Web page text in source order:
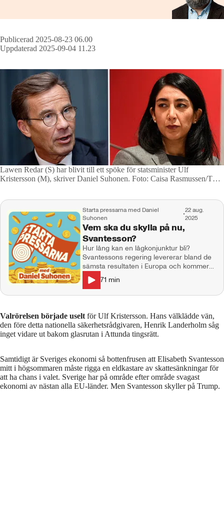
Publicerad 2025-08-23 06.00
Uppdaterad 2025-09-04 11.23
Lawen Redar (S) har blivit till ett spöke för statsminister Ulf
Kristersson (M), skriver Daniel Suhonen.
Starta pressarna med Daniel
Suhonen
•
22 aug.
2025
Vem ska du skylla på nu,
Svantesson?
Hur lång kan en lågkonjunktur bli?
Svantessons regering levererar bland de
sämsta resultaten i Europa och kommer
ständigt med nya felaktiga bortförklaringar.
Börjar de bli desperata med bara ett år till
valet, underläge i opinionen och en
framtiden? Vi pratar också om den
kommande (valfläsks?)-budgeten,
Northvolts nya ägare och den nya
vänstervågen i USA och England med
Corbyns nya parti Your Party. Katalys och
Starta pressarna är tillbaka med första
avsnittet för säsongen. Medverkande:
Enna Gerin, Max Jerneck, Elisabeth
71 min
Valrörelsen började uselt för Ulf Kristersson. Hans välklädde vän,
den före detta nationella säkerhetsrådgivaren, Henrik Landerholm såg
inget vidare ut bakom glasrutan i Attunda tingsrätt.
Samtidigt är Sveriges ekonomi så bottenfrusen att Elisabeth Svantesson
mitt i högsommaren måste rigga en eldkastare av skattesänkningar för
att ha chans i valet. Sverige har på område efter område svagast
ekonomi av nästan alla EU-länder. Men Svantesson skyller på Trump.